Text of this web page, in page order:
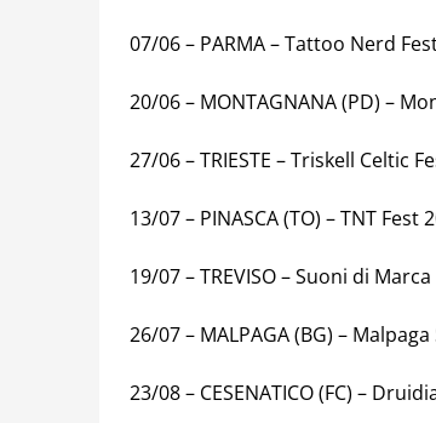
07/06 – PARMA – Tattoo Nerd
20/06 – MONTAGNANA (PD) –
27/06 – TRIESTE – Triskell Celtic
13/07 – PINASCA (TO) – TNT Fest
19/07 – TREVISO – Suoni di
26/07 – MALPAGA (BG) –
23/08 – CESENATICO (FC) –